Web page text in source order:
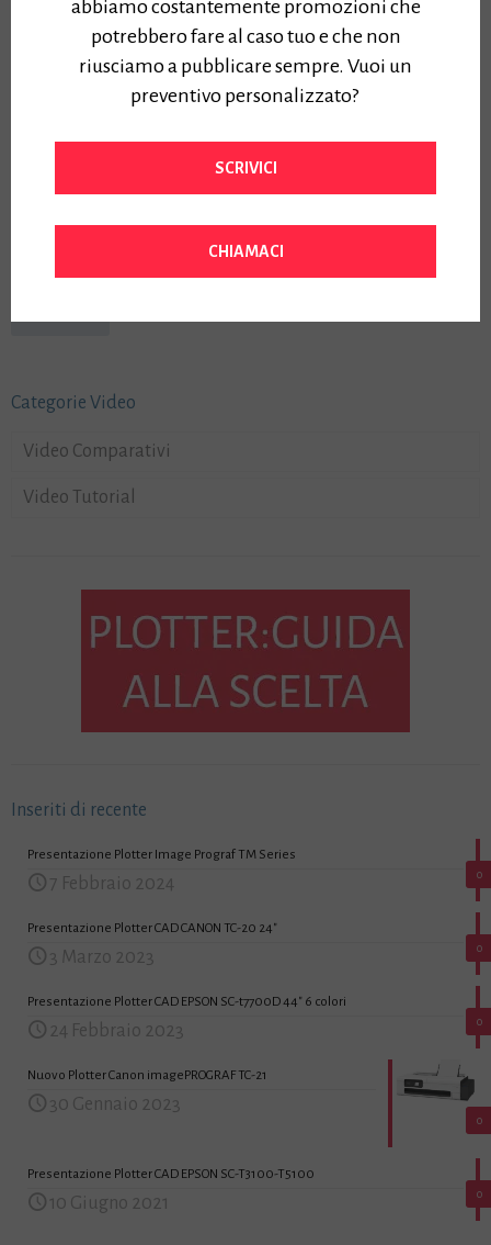
Categorie Video
Video Comparativi
Video Tutorial
Inseriti di recente
0
Presentazione Plotter Image Prograf TM Series
7 Febbraio 2024
0
Presentazione Plotter CAD CANON TC-20 24″
3 Marzo 2023
0
Presentazione Plotter CAD EPSON SC-t7700D 44″ 6 colori
24 Febbraio 2023
0
Nuovo Plotter Canon imagePROGRAF TC-21
30 Gennaio 2023
0
Presentazione Plotter CAD EPSON SC-T3100-T5100
10 Giugno 2021
abbiamo costantemente promozioni che
potrebbero fare al caso tuo e che non
riusciamo a pubblicare sempre. Vuoi un
preventivo personalizzato?
SCRIVICI
CHIAMACI